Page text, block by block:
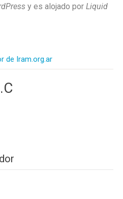
y es alojado por Liquid
de Iram.org.ar